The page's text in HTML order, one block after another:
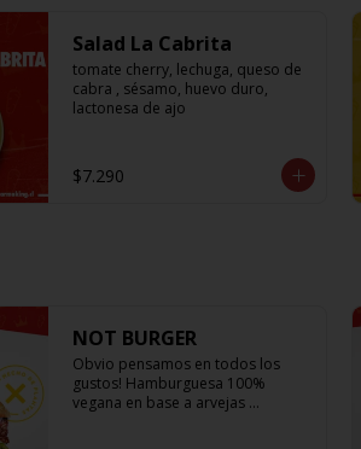
Salad La Cabrita
tomate cherry, lechuga, queso de
cabra , sésamo, huevo duro,
lactonesa de ajo
$7.290
NOT BURGER
Obvio pensamos en todos los
gustos! Hamburguesa 100%
vegana en base a arvejas